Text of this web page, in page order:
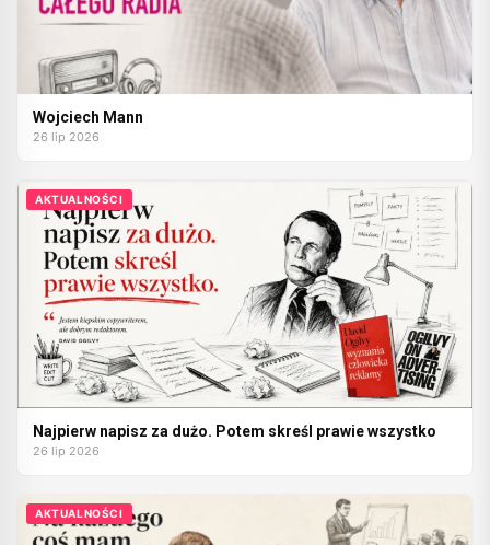
Wojciech Mann
26 lip 2026
AKTUALNOŚCI
Najpierw napisz za dużo. Potem skreśl prawie wszystko
26 lip 2026
AKTUALNOŚCI